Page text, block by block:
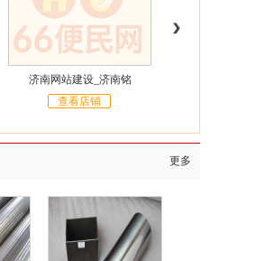
济南网站建设_济南铭
查看店铺
更多